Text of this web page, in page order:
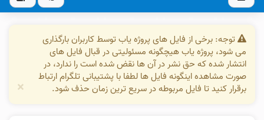
توجه: برخی از فایل های پروژه یاب توسط کاربران بارگذاری
می شود، پروژه یاب هیچگونه مسئولیتی در قبال فایل های
انتشار شده که حق نشر در آن ها نقض شده است را ندارد، در
صورت مشاهده اینگونه فایل ها لطفا با پشتیبانی تلگرام ارتباط
برقرار کنید تا فایل مربوطه در سریع ترین زمان حذف شود.
×